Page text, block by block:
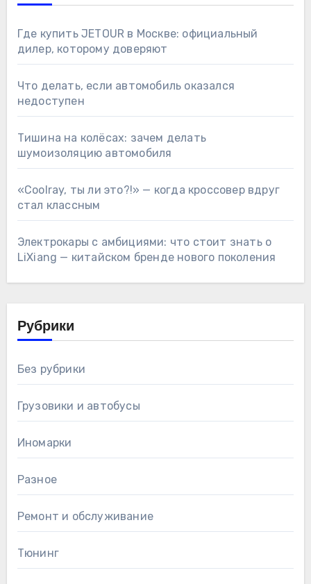
Где купить JETOUR в Москве: официальный
дилер, которому доверяют
Что делать, если автомобиль оказался
недоступен
Тишина на колёсах: зачем делать
шумоизоляцию автомобиля
«Coolray, ты ли это?!» — когда кроссовер вдруг
стал классным
Электрокары с амбициями: что стоит знать о
LiXiang — китайском бренде нового поколения
Рубрики
Без рубрики
Грузовики и автобусы
Иномарки
Разное
Ремонт и обслуживание
Тюнинг